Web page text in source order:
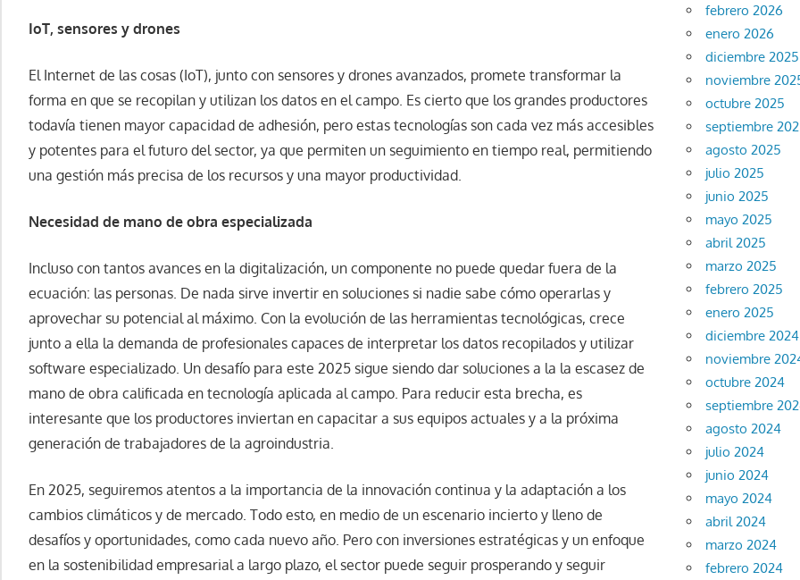
IoT, sensores y drones
El Internet de las cosas (IoT), junto con sensores y drones avanzados, promete transformar la
forma en que se recopilan y utilizan los datos en el campo. Es cierto que los grandes productores
todavía tienen mayor capacidad de adhesión, pero estas tecnologías son cada vez más accesibles
y potentes para el futuro del sector, ya que permiten un seguimiento en tiempo real, permitiendo
una gestión más precisa de los recursos y una mayor productividad.
Necesidad de mano de obra especializada
Incluso con tantos avances en la digitalización, un componente no puede quedar fuera de la
ecuación: las personas. De nada sirve invertir en soluciones si nadie sabe cómo operarlas y
aprovechar su potencial al máximo. Con la evolución de las herramientas tecnológicas, crece
junto a ella la demanda de profesionales capaces de interpretar los datos recopilados y utilizar
software especializado. Un desafío para este 2025 sigue siendo dar soluciones a la la escasez de
mano de obra calificada en tecnología aplicada al campo. Para reducir esta brecha, es
interesante que los productores inviertan en capacitar a sus equipos actuales y a la próxima
generación de trabajadores de la agroindustria.
En 2025, seguiremos atentos a la importancia de la innovación continua y la adaptación a los
cambios climáticos y de mercado. Todo esto, en medio de un escenario incierto y lleno de
desafíos y oportunidades, como cada nuevo año. Pero con inversiones estratégicas y un enfoque
en la sostenibilidad empresarial a largo plazo, el sector puede seguir prosperando y seguir
febrero 2026
enero 2026
diciembre 2025
noviembre
octubre 2025
septiembre
agosto 2025
julio 2025
junio 2025
mayo 2025
abril 2025
marzo 2025
febrero 2025
enero 2025
diciembre 2024
noviembre
octubre 2024
septiembre
agosto 2024
julio 2024
junio 2024
mayo 2024
abril 2024
marzo 2024
febrero 2024